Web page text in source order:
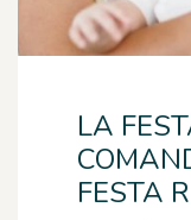
LA
FESTA